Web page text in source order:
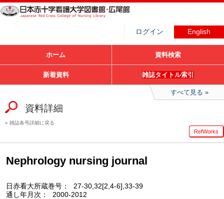
ログイン English
ホーム 資料検索
新着資料 雑誌タイトル索引
すべて見る
資料詳細
雑誌各号詳細に戻る
RefWorks
Nephrology nursing journal
日赤看大所蔵巻号
27-30,32[2,4-6],33-39
通し年月次
2000-2012